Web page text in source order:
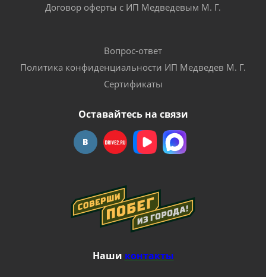
Договор оферты с ИП Медведевым М. Г.
Вопрос-ответ
Политика конфиденциальности ИП Медведев М. Г.
Сертификаты
Оставайтесь на связи
Наши контакты